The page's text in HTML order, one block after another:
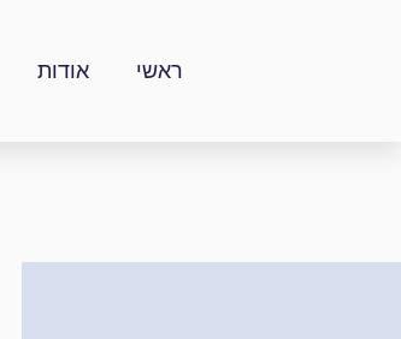
ראשי אודות